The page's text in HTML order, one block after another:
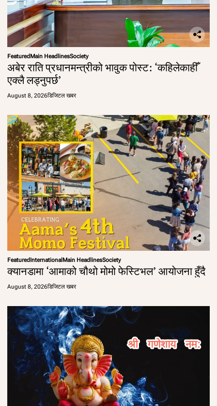
FeaturedMain HeadlinesSociety
अबेर राति प्रधानमन्त्रीको भावुक पोस्ट: ‘कहिलेकाहीँ
एक्लै लड्नुपर्छ’
August 8, 2026डिजिटल खबर
FeaturedInternationalMain HeadlinesSociety
क्यानडामा ‘आमाको चौथो मोमो फेस्टिभल’ आयोजना हुँदै
August 8, 2026डिजिटल खबर